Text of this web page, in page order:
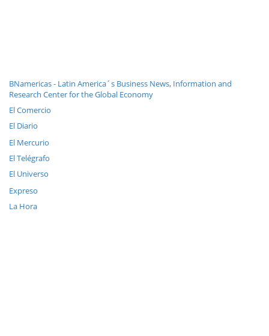
BNamericas - Latin America´s Business News, Information and
Research Center for the Global Economy
El Comercio
El Diario
El Mercurio
El Telégrafo
El Universo
Expreso
La Hora